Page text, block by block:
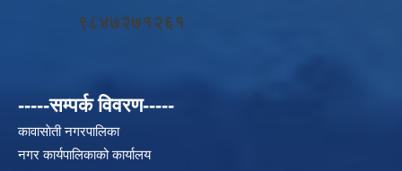
९८४७२७१२६१
-----सम्पर्क विवरण-----
कावासाेती नगरपालिका
नगर कार्यपालिकाको कार्यालय